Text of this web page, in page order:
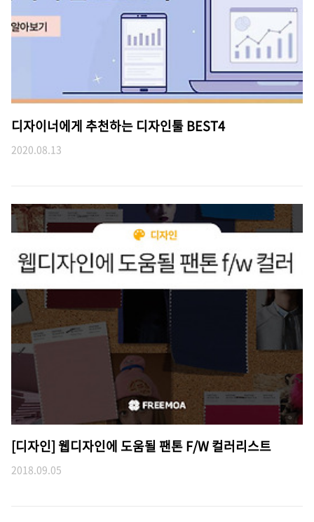
디자이너에게 추천하는 디자인툴 BEST4
2020.08.13
[디자인] 웹디자인에 도움될 팬톤 F/W 컬러리스트
2018.09.05